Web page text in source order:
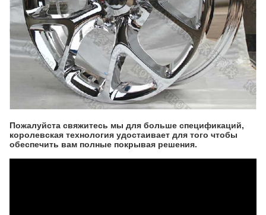
Пожалуйста свяжитесь мы для больше спецификаций,
королевская технология удостаивает для того чтобы
обеспечить вам полные покрывая решения.